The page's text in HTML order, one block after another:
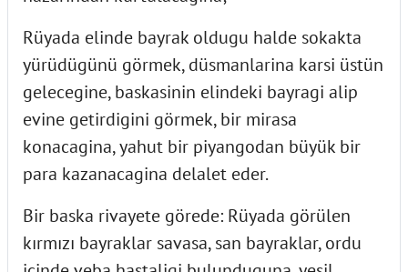
Rüyada elinde bayrak oldugu halde sokakta
yürüdügünü görmek, düsmanlarina karsi üstün
gelecegine, baskasinin elindeki bayragi alip
evine getirdigini görmek, bir mirasa
konacagina, yahut bir piyangodan büyük bir
para kazanacagina delalet eder.
Bir baska rivayete görede: Rüyada görülen
kırmızı bayraklar savasa, san bayraklar, ordu